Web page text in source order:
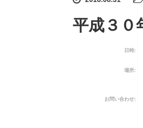
平成３０
日時:
場所:
お問い合わせ: